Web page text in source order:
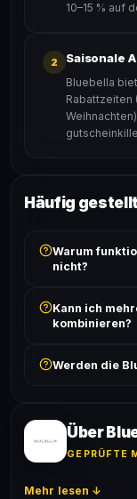
10–15 % auf
2 Saisonale
Bluebella
Rabattzeiten
Häufig
Warum
nicht?
ist und ob der
gilt. Alle
Kann ich
kombinieren?
akzeptiert.
Werden die
Erfolgsquote
Über
GEPRÜFTE
Mehr lesen ↓